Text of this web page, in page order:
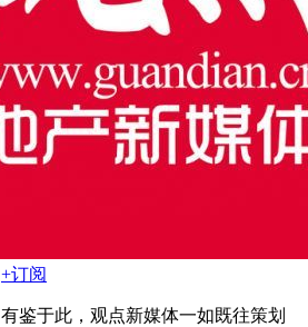
+订阅
有鉴于此，观点新媒体一如既往策划